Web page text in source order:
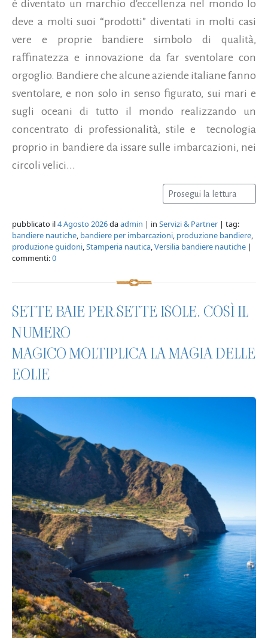
è diventato un marchio d'eccellenza nel mondo lo
deve a molti suoi “prodotti” diventati in molti casi
vere e proprie bandiere simbolo di qualità,
raffinatezza e innovazione da far sventolare con
orgoglio. Bandiere che alcune aziende italiane fanno
sventolare, e non solo in senso figurato, sui mari e
sugli oceani di tutto il mondo realizzando un
concentrato di professionalità, stile e tecnologia
proprio in bandiere da issare sulle imbarcazioni, nei
circoli velici...
Prosegui la lettura
pubblicato il4 Agosto 2026daadmin | in Servizi & Partner | tag:
bandiere nautiche, bandiere per imbarcazioni, produzione bandiere,
produzione guidoni,Stamperia nautica,Versilia bandiere nautiche |
commenti:0
SETTE BAIE PER SETTE ISOLE. COSÌ IL
NUMERO
MAGICO MOLTIPLICA LA MAGIA DELLE
EOLIE